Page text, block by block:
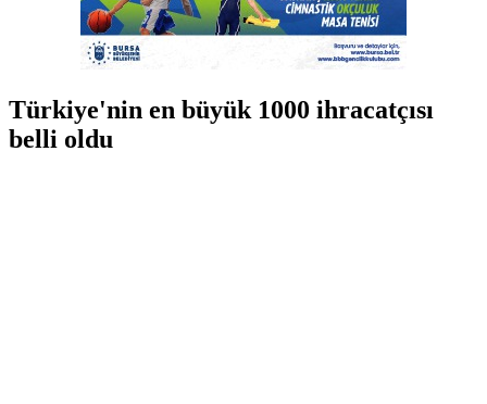
Türkiye'nin en büyük 1000 ihracatçısı
belli oldu